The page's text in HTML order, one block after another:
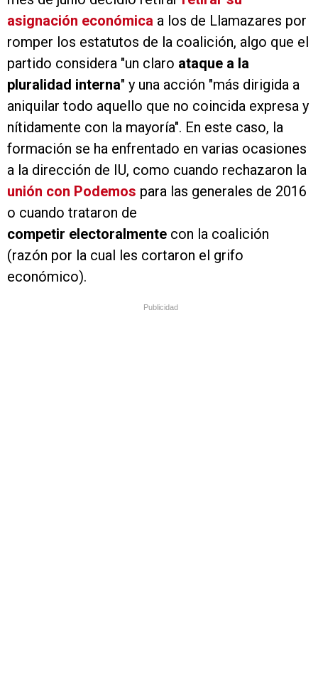
asignación económica a los de Llamazares por
romper los estatutos de la coalición, algo que el
partido considera "un claro ataque a la
pluralidad interna" y una acción "más dirigida a
aniquilar todo aquello que no coincida expresa y
nítidamente con la mayoría". En este caso, la
formación se ha enfrentado en varias ocasiones
a la dirección de IU, como cuando rechazaron la
unión con Podemos para las generales de 2016
o cuando trataron de
competir electoralmente con la coalición
(razón por la cual les cortaron el grifo
económico).
Publicidad